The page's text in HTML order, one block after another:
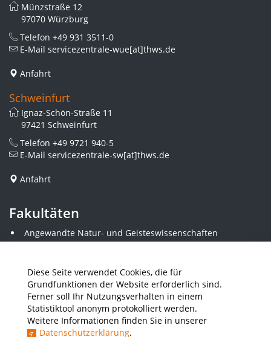
Diese Seite verwendet Cookies, die für
Grundfunktionen der Website erforderlich sind.
Ferner soll Ihr Nutzungsverhalten in einem
Statistiktool anonym protokolliert werden.
Weitere Informationen finden Sie in unserer
Datenschutzerklärung.
Münzstraße 12
97070 Würzburg
Telefon +49 931 3511-0
E-Mail servicezentrale-wue[at]thws.de
Anfahrt
Schweinfurt
Ignaz-Schön-Straße 11
97421 Schweinfurt
Telefon +49 9721 940-5
E-Mail servicezentrale-sw[at]thws.de
Anfahrt
Fakultäten
Angewandte Natur- und Geisteswissenschaften
Angewandte Sozialwissenschaften
Elektrotechnik
Gestaltung
Informatik und Wirtschaftsinformatik
Kunststofftechnik und Vermessung
Maschinenbau
THWS Business School